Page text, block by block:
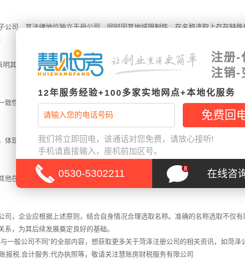
公司，其法律地位独立于母公司，同时因其地域限制性，在名称选取上存在特
其地域归属。若母公司名称中已包含“菏泽”，则分公司名称可省略“菏泽”字样，
性，体现其隶属关系。具体来说，分公司名称中可包含母公司全称、简称或字
现其业务性质。分公司不得使用与母公司相同或近似的行业用语，以避免混淆
在菏泽注册的企业或个体工商户使用。企业在选取名称前，应仔细查询菏泽市
司，企业应根据上述原则，结合自身情况合理选取名称。准确的名称选取不仅
，为其后续发展奠定良好的基础。
一般公司不同”的全部内容，想获取更多关于菏泽注册公司的相关资讯，如菏泽
报税,会计服务,代办执照等，敬请关注慧账房财税服务有限公司
注册-
注销-
12年服务经验+100多家实地网点+本地化服务
我们将立即回电，该通话对您免费，请放心接听!
手机请直接输入，座机前加区号。
0530-5302211 在线咨